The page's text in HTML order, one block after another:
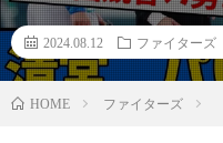
2024.08.12 ファイターズ
HOME ファイターズ